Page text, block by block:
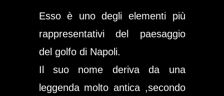
Esso è uno degli elementi più
rappresentativi del paesaggio
del golfo di Napoli.
Il suo nome deriva da una
leggenda molto antica ,secondo